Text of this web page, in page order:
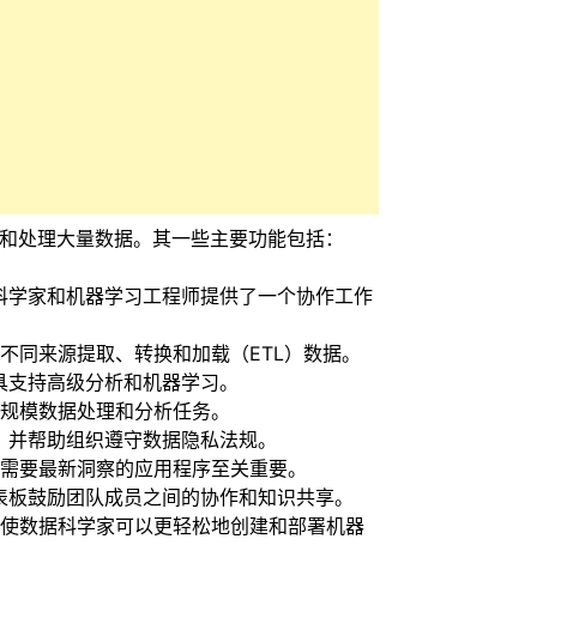
理大量数据。其一些主要功能包括：
家和机器学习工程师提供了一个协作工作
同来源提取、转换和加载（ETL）数据。
持高级分析和机器学习。
模数据处理和分析任务。
帮助组织遵守数据隐私法规。
要最新洞察的应用程序至关重要。
鼓励团队成员之间的协作和知识共享。
数据科学家可以更轻松地创建和部署机器